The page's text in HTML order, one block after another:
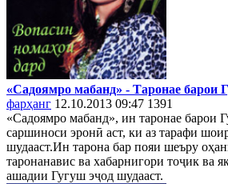
«Садоямро мабанд» - Таронае барои
фарҳанг 12.10.2013 09:47 1391
«Садоямро мабанд», ин таронае барои
саршиноси эронӣ аст, ки аз тарафи
шудааст.Ин тарона бар пояи шеъру
таронанавис ва хабарнигори тоҷик ва
ашадии Гугуш эҷод шудааст.